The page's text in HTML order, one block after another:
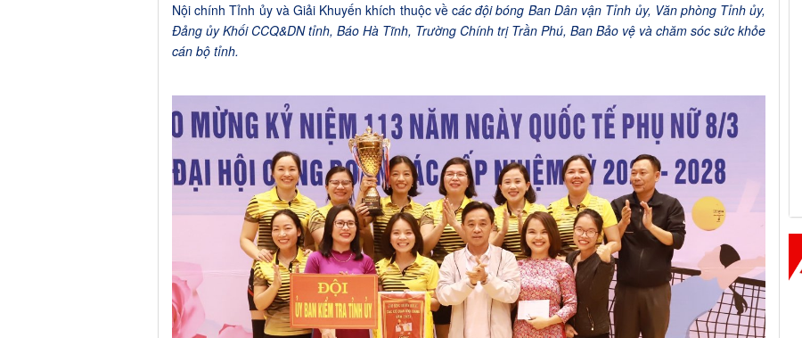
Nội chính Tỉnh ủy và Giải Khuyến khích thuộc về các đội bóng Ban Dân vận Tỉnh ủy, Văn phòng Tỉnh ủy,
Đảng ủy Khối CCQ&DN tỉnh, Báo Hà Tĩnh, Trường Chính trị Trần Phú, Ban Bảo vệ và chăm sóc sức khỏe
cán bộ tỉnh.